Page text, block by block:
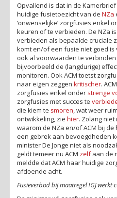
Opvallend is dat in de
huidige fusietoezicht van de NZa
‘onwenselijke’ zorgfusies enkel
keuren of te verbieden. De NZa
verbieden als bepaalde cruciale
komt en/of een fusie niet goed is
ook al voorwaarden te
bijvoorbeeld de (langdurige)
monitoren. Ook ACM toetst
naar eigen zeggen kritischer.
zorgfusies enkel onder strenge
zorgfusies met succes te
die kiem te smoren , wat weer
ontwikkeling, zie hier. Zolang
waarom de NZa en/of ACM bij
een gebrek aan bevoegdheden
minister De Jonge niet als
geldt temeer nu ACM zelfaan de
meldde dat ACM haar huidige
afdoende acht.
Fusieverbod bij maatregel IGJ werkt